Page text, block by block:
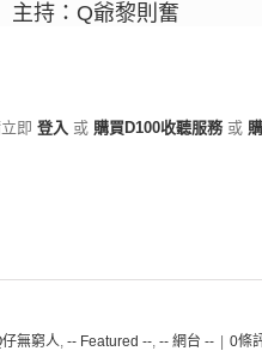
持：Q爺黎則奮
即 登入 或 購買D100收聽服務 或
無窮人, -- Featured --, -- 網台 -- 0條